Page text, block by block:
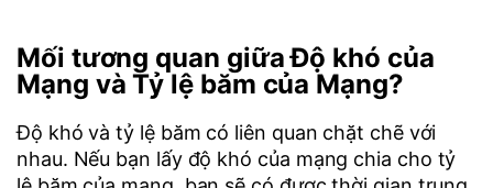
Mối tương quan giữa Độ khó của
Mạng và Tỷ lệ băm của Mạng?
Độ khó và tỷ lệ băm có liên quan chặt chẽ với
nhau. Nếu bạn lấy độ khó của mạng chia cho tỷ